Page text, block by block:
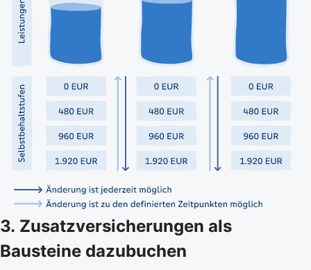
3. Zusatzversicherungen als
Bausteine dazubuchen